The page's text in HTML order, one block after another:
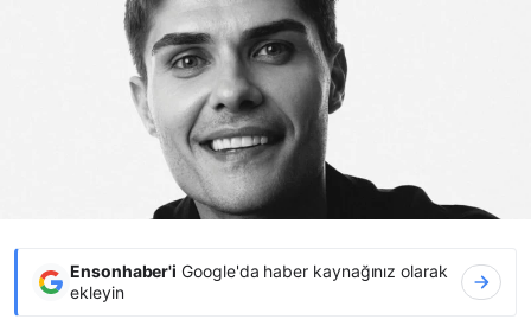
Ensonhaber'i Google'da haber kaynağınız olarak
ekleyin